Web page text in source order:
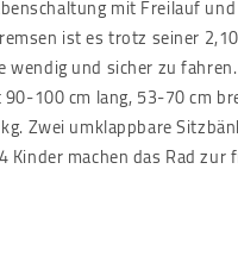
mit Freilauf und
ist es trotz seiner
wendig und sicher zu fahren.
100 cm lang, 53-70 cm
Zwei umklappbare
Kinder machen das Rad zur